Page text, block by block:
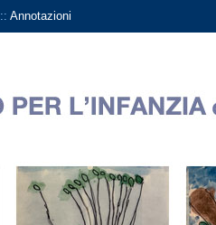
:: Annotazioni